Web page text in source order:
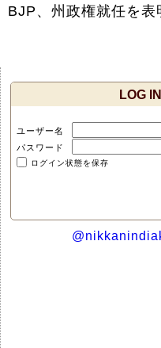
BJP、州政権就任を表
LOG IN
ユーザー名
パスワード
ログイン状態を保存